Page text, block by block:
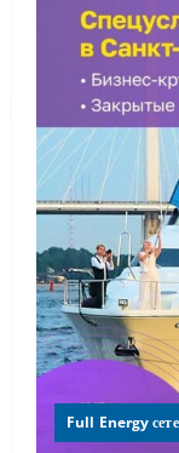
Full Energy